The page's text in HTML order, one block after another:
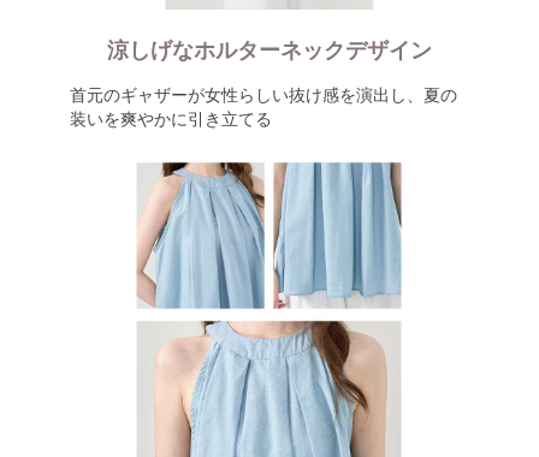
涼しげなホルターネックデザイン
首元のギャザーが女性らしい抜け感を演出し、夏の
装いを爽やかに引き立てる